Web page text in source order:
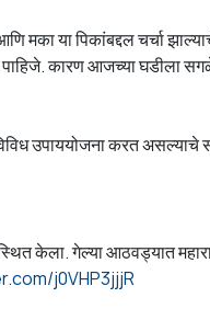
मका या पिकांबद्दल चर्चा
पाहिजे. कारण आजच्या घडीला
उपाययोजना करत असल्याचे
केला. गेल्या आठवड्यात
j0VHP3jjjR